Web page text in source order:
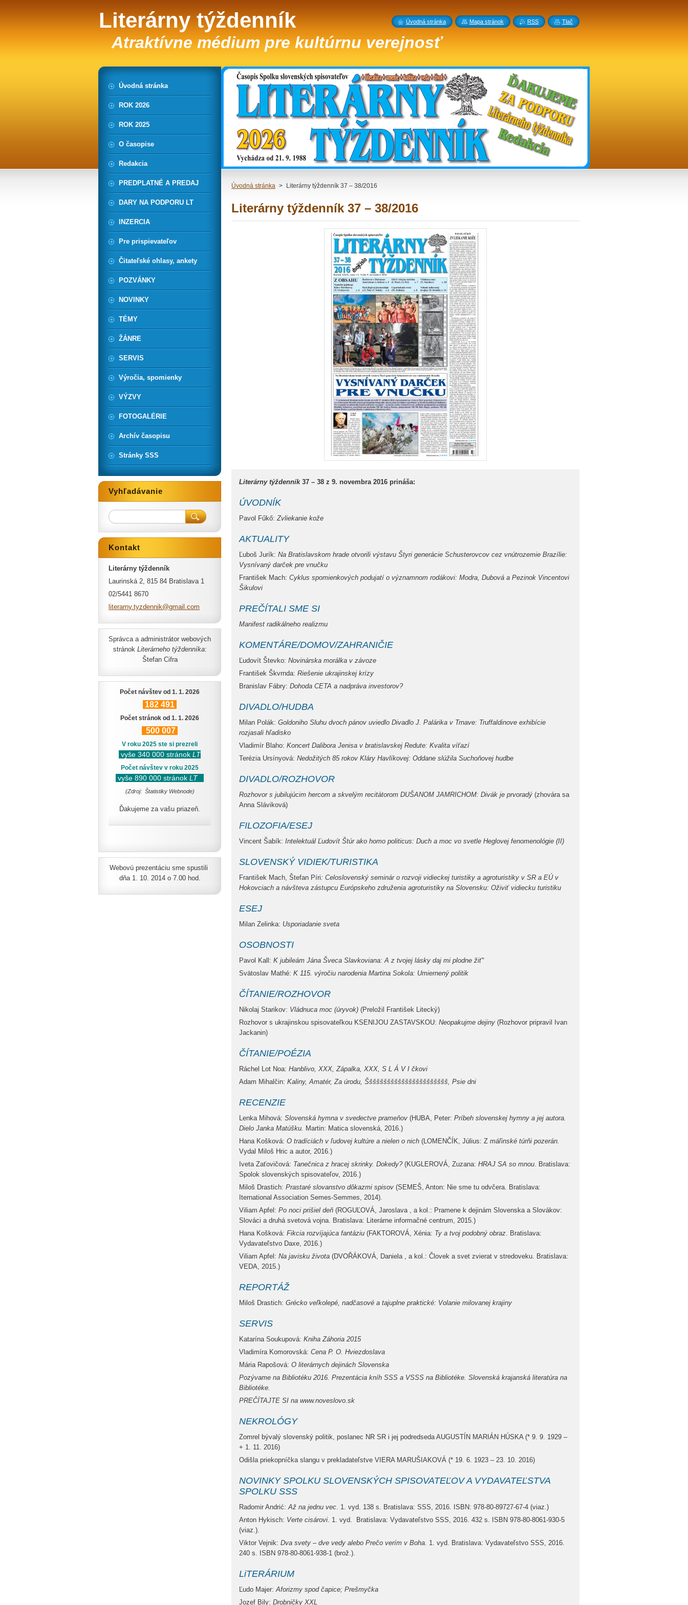
Literárny týždenník
Atraktívne médium pre kultúrnu verejnosť
Úvodná stránka > Literárny týždenník 37 – 38/2016
Literárny týždenník 37 – 38/2016
Literárny týždenník37 – 38 z 9. novembra 2016 prináša:
ÚVODNÍK
Pavol Fűkő:Zvliekanie kože
AKTUALITY
Ľuboš Jurík: Na Bratislavskom hrade otvorili výstavu Štyri generácie Schusterovcov cez vnútrozemie Brazílie:
Vysnívaný darček pre vnučku
František Mach: Cyklus spomienkových podujatí o významnom rodákovi: Modra, Dubová a Pezinok Vincentovi
Šikulovi
PREČÍTALI SME SI
Manifest radikálneho realizmu
KOMENTÁRE/DOMOV/ZAHRANIČIE
Ľudovít Števko: Novinárska morálka v závoze
František Škvrnda: Riešenie ukrajinskej krízy
Branislav Fábry: Dohoda CETA a nadpráva investorov?
DIVADLO/HUDBA
Milan Polák: Goldoniho Sluhu dvoch pánov uviedlo Divadlo J. Palárika v Trnave: Truffaldinove exhibície
rozjasali hľadisko
Vladimír Blaho: Koncert Dalibora Jenisa v bratislavskej Redute: Kvalita víťazí
Terézia Ursínyová: Nedožitých 85 rokov Kláry Havlíkovej: Oddane slúžila Suchoňovej hudbe
DIVADLO/ROZHOVOR
Rozhovor s jubilujúcim hercom a skvelým recitátorom DUŠANOM JAMRICHOM: Divák je prvoradý (zhovára sa
Anna Sláviková)
FILOZOFIA/ESEJ
Vincent Šabík: Intelektuál Ľudovít Štúr ako homo politicus: Duch a moc vo svetle Heglovej fenomenológie (II)
SLOVENSKÝ VIDIEK/TURISTIKA
František Mach, Štefan Píri: Celoslovenský seminár o rozvoji vidieckej turistiky a agroturistiky v SR a EÚ v
Hokovciach a návšteva zástupcu Európskeho združenia agroturistiky na Slovensku: Oživiť vidiecku turistiku
ESEJ
Milan Zelinka: Usporiadanie sveta
OSOBNOSTI
Pavol Kall: K jubileám Jána Šveca Slavkoviana: A z tvojej lásky daj mi plodne žiť“
Svätoslav Mathé: K 115. výročiu narodenia Martina Sokola: Umiernený politik
ČÍTANIE/ROZHOVOR
Nikolaj Starikov: Vládnuca moc (úryvok) (Preložil František Litecký)
Rozhovor s ukrajinskou spisovateľkou KSENIJOU ZASTAVSKOU: Neopakujme dejiny (Rozhovor pripravil Ivan
Jackanin)
ČÍTANIE/POÉZIA
Ráchel Lot Noa: Hanblivo, XXX, Zápalka, XXX, S L Á V I čkovi
Adam Mihalčin: Kaliny, Amatér, Za úrodu, Ššššššššššššššššššššššš, Psie dni
RECENZIE
Lenka Mihová: Slovenská hymna v svedectve prameňov (HUBA, Peter: Príbeh slovenskej hymny a jej autora.
Dielo Janka Matúšku. Martin: Matica slovenská, 2016.)
Hana Košková: O tradíciách v ľudovej kultúre a nielen o nich (LOMENČÍK, Július: Z máľinské túrňi pozerán.
Vydal Miloš Hric a autor, 2016.)
Iveta Zaťovičová: Tanečnica z hracej skrinky. Dokedy? (KUGLEROVÁ, Zuzana: HRAJ SA so mnou. Bratislava:
Spolok slovenských spisovateľov, 2016.)
Miloš Drastich: Prastaré slovanstvo dôkazmi spisov (SEMEŠ, Anton: Nie sme tu odvčera. Bratislava:
Iternational Association Semes-Semmes, 2014).
Viliam Apfel: Po noci prišiel deň (ROGUĽOVÁ, Jaroslava , a kol.: Pramene k dejinám Slovenska a Slovákov:
Slováci a druhá svetová vojna. Bratislava: Literárne informačné centrum, 2015.)
Hana Košková: Fikcia rozvíjajúca fantáziu (FAKTOROVÁ, Xénia: Ty a tvoj podobný obraz. Bratislava:
Vydavateľstvo Daxe, 2016.)
Viliam Apfel: Na javisku života (DVOŘÁKOVÁ, Daniela , a kol.: Človek a svet zvierat v stredoveku. Bratislava:
VEDA, 2015.)
REPORTÁŽ
Miloš Drastich: Grécko veľkolepé, nadčasové a tajuplne praktické: Volanie milovanej krajiny
SERVIS
Katarína Soukupová: Kniha Záhoria 2015
Vladimíra Komorovská: Cena P. O. Hviezdoslava
Mária Rapošová: O literárnych dejinách Slovenska
Pozývame na Bibliotéku 2016. Prezentácia kníh SSS a VSSS na Bibliotéke. Slovenská krajanská literatúra na
Bibliotéke.
PREČÍTAJTE SI na www.noveslovo.sk
NEKROLÓGY
Zomrel bývalý slovenský politik, poslanec NR SR i jej podredseda AUGUSTÍN MARIÁN HÚSKA (* 9. 9. 1929 –
+ 1. 11. 2016)
Odišla priekopníčka slangu v prekladateľstve VIERA MARUŠIAKOVÁ (* 19. 6. 1923 – 23. 10. 2016)
NOVINKY SPOLKU SLOVENSKÝCH SPISOVATEĽOV A VYDAVATEĽSTVA
SPOLKU SSS
Radomir Andrić:Až na jednu vec. 1. vyd. 138 s. Bratislava: SSS, 2016. ISBN: 978-80-89727-67-4 (viaz.)
Anton Hykisch: Verte cisárovi. 1. vyd. Bratislava: Vydavateľstvo SSS, 2016. 432 s. ISBN 978-80-8061-930-5
(viaz.).
Viktor Vejnik: Dva svety – dve vedy alebo Prečo verím v Boha. 1. vyd. Bratislava: Vydavateľstvo SSS, 2016.
240 s. ISBN 978-80-8061-938-1 (brož.).
LiTERÁRIUM
Ľudo Majer: Aforizmy spod čapice; Prešmyčka
Jozef Bily: Drobničky XXL
Úvodná stránka
ROK 2026
ROK 2025
O časopise
Redakcia
PREDPLATNÉ A PREDAJ
DARY NA PODPORU LT
INZERCIA
Pre prispievateľov
Čitateľské ohlasy, ankety
POZVÁNKY
NOVINKY
TÉMY
ŽÁNRE
SERVIS
Výročia, spomienky
VÝZVY
FOTOGALÉRIE
Archív časopisu
Stránky SSS
Vyhľadávanie
Kontakt
Literárny týždenník
Laurinská 2, 815 84 Bratislava 1
02/5441 8670
literarny.tyzdennik@gmai l.com
Správca a administrátor webových
stránok Literárneho týždenníka:
Štefan Cifra
Počet návštev od 1. 1. 2026
182 491
Počet stránok od 1. 1. 2026
500 007
V roku 2025 ste si prezreli
vyše 340 000 stránok LT
Počet návštev v roku 2025
vyše 890 000 stránok LT
(Zdroj: Štatistiky Webnode)
Ďakujeme za vašu priazeň.
Webovú prezentáciu sme spustili
dňa 1. 10. 2014 o 7.00 hod.
Úvodná stránka Mapa stránok RSS Tlač